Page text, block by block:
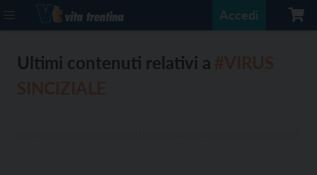
Accedi
Ultimi contenuti relativi a